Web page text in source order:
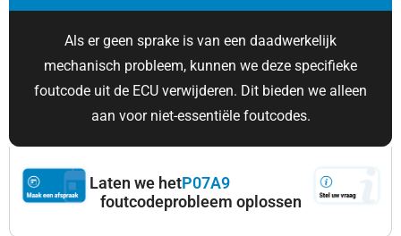
Als er geen sprake is van een daadwerkelijk
mechanisch probleem, kunnen we deze specifieke
foutcode uit de ECU verwijderen. Dit bieden we alleen
aan voor niet-essentiële foutcodes.
Laten we hetP07A9
foutcodeprobleem oplossen